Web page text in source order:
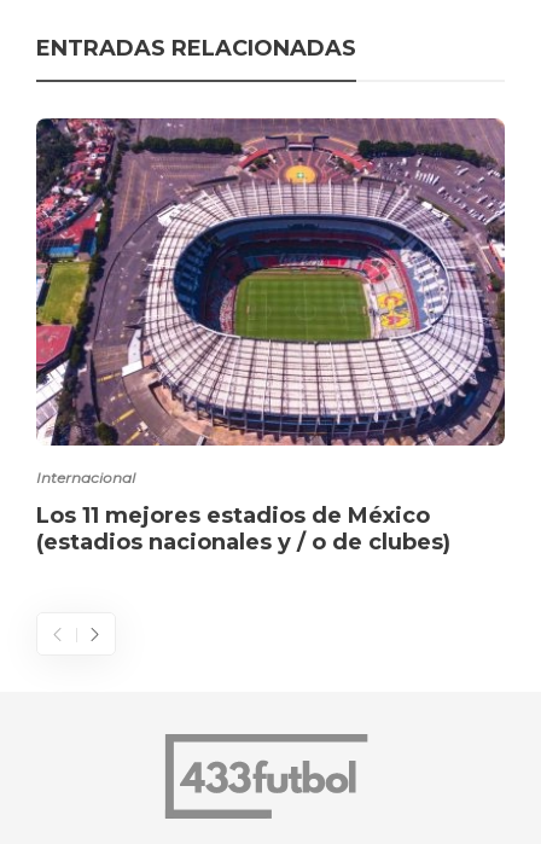
ENTRADAS RELACIONADAS
Internacional
Los 11 mejores estadios de México
(estadios nacionales y / o de clubes)